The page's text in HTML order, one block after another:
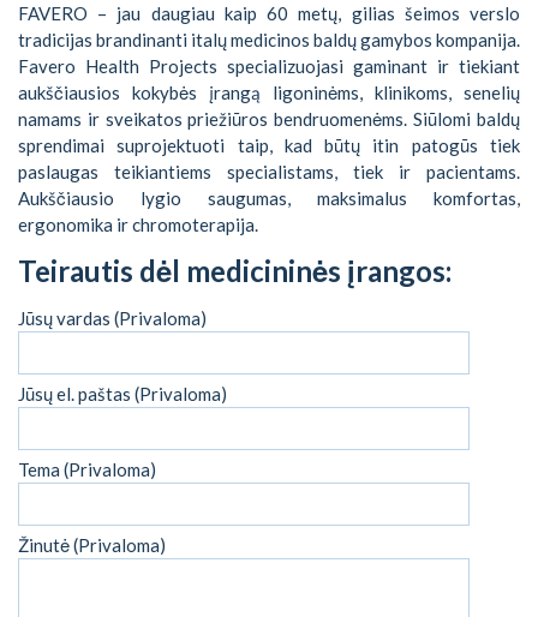
FAVERO – jau daugiau kaip 60 metų, gilias šeimos verslo
tradicijas brandinanti italų medicinos baldų gamybos kompanija.
Favero Health Projects specializuojasi gaminant ir tiekiant
aukščiausios kokybės įrangą ligoninėms, klinikoms, senelių
namams ir sveikatos priežiūros bendruomenėms. Siūlomi baldų
sprendimai suprojektuoti taip, kad būtų itin patogūs tiek
paslaugas teikiantiems specialistams, tiek ir pacientams.
Aukščiausio lygio saugumas, maksimalus komfortas,
ergonomika ir chromoterapija.
Teirautis dėl medicininės įrangos:
Jūsų vardas (Privaloma)
Jūsų el. paštas (Privaloma)
Tema (Privaloma)
Žinutė (Privaloma)